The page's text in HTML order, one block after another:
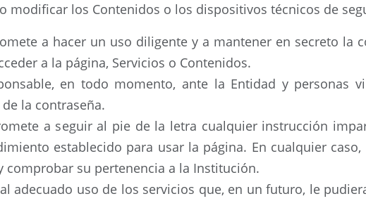
modificar los Contenidos o los dispositivos técnicos de
a hacer un uso diligente y a mantener en secreto la
a la página, Servicios o Contenidos.
en todo momento, ante la Entidad y personas
la contraseña.
a seguir al pie de la letra cualquier instrucción
establecido para usar la página. En cualquier
comprobar su pertenencia a la Institución.
adecuado uso de los servicios que, en un futuro, le